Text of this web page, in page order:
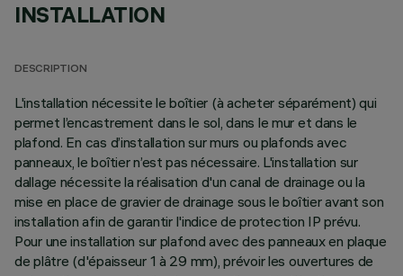
INSTALLATION
DESCRIPTION
L'installation nécessite le boîtier (à acheter séparément) qui
permet l’encastrement dans le sol, dans le mur et dans le
plafond. En cas d’installation sur murs ou plafonds avec
panneaux, le boîtier n’est pas nécessaire. L'installation sur
dallage nécessite la réalisation d'un canal de drainage ou la
mise en place de gravier de drainage sous le boîtier avant son
installation afin de garantir l'indice de protection IP prévu.
Pour une installation sur plafond avec des panneaux en plaque
de plâtre (d'épaisseur 1 à 29 mm), prévoir les ouvertures de